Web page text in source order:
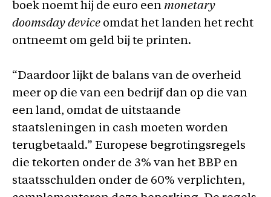
boek noemt hij de euro een monetary
doomsday device omdat het landen het recht
ontneemt om geld bij te printen.
“Daardoor lijkt de balans van de overheid
meer op die van een bedrijf dan op die van
een land, omdat de uitstaande
staatsleningen in cash moeten worden
terugbetaald.” Europese begrotingsregels
die tekorten onder de 3% van het BBP en
staatsschulden onder de 60% verplichten,